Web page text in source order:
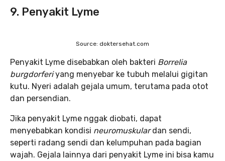
9. Penyakit Lyme
Source: doktersehat.com
Penyakit Lyme disebabkan oleh bakteri Borrelia
burgdorferiyang menyebar ke tubuh melalui gigitan
kutu. Nyeri adalah gejala umum, terutama pada otot
dan persendian.
Jika penyakit Lyme nggak diobati, dapat
menyebabkan kondisi neuromuskulardan sendi,
seperti radang sendi dan kelumpuhan pada bagian
wajah. Gejala lainnya dari penyakit Lyme ini bisa kamu